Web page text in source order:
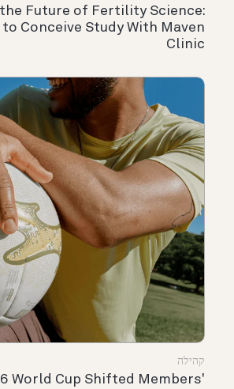
Future of Fertility Science:
to Conceive Study With Maven
Clinic
קהילה
World Cup Shifted Members'